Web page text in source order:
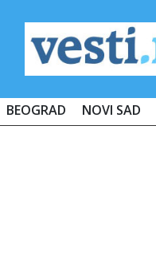
BEOGRAD NOVI SAD